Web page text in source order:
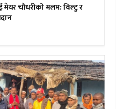
मेयर चौधरीको मलम: विल्टु र